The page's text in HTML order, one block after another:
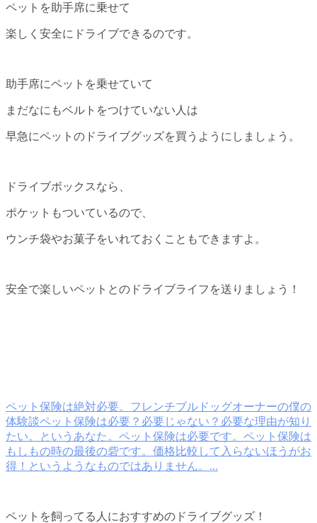
ペットを助手席に乗せて
楽しく安全にドライブできるのです。
助手席にペットを乗せていて
まだなにもベルトをつけていない人は
早急にペットのドライブグッズを買うようにしましょう。
ドライブボックスなら、
ポケットもついているので、
ウンチ袋やお菓子をいれておくこともできますよ。
安全で楽しいペットとのドライブライフを送りましょう！
ペット保険は絶対必要。フレンチブルドッグオーナーの僕の
体験談ペット保険は必要？必要じゃない？必要な理由が知り
たい。というあなた。ペット保険は必要です。ペット保険は
もしもの時の最後の砦です。価格比較して入らないほうがお
得！というようなものではありません。...
ペットを飼ってる人におすすめのドライブグッズ！